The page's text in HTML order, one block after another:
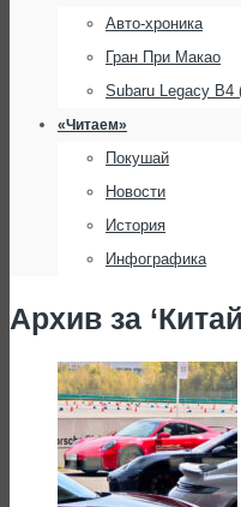
Авто-хроника
Гран При Макао
Subaru Legacy B4
«Читаем»
Покушай
Новости
История
Инфографика
Архив за